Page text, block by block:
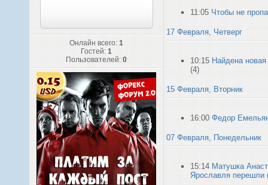
Онлайн всего: 1
Гостей: 1
Пользователей: 0
11:05 Чтобы не
17 Февраля, Четверг
10:15 Найдена
(4)
15 Февраля, Вторник
16:00 Федор
07 Февраля, Понедельник
15:14 Матушка
Ярославля перешли